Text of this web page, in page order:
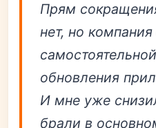
Прям
нет, но компания
обновления
И мне уже
брали в